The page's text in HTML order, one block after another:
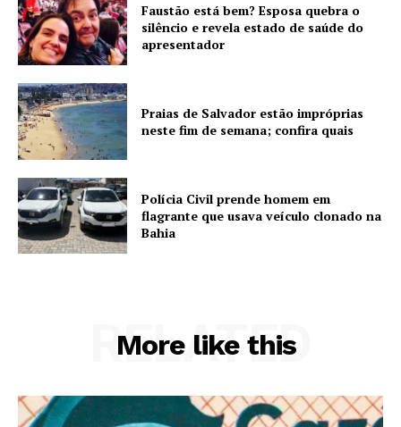
Faustão está bem? Esposa quebra o
silêncio e revela estado de saúde do
apresentador
Praias de Salvador estão impróprias
neste fim de semana; confira quais
Polícia Civil prende homem em
flagrante que usava veículo clonado na
Bahia
More like this
RELATED